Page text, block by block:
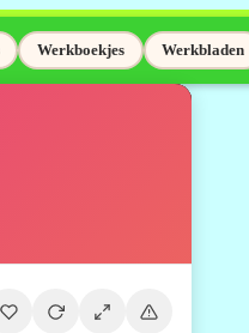
Werkboekjes Werkbladen